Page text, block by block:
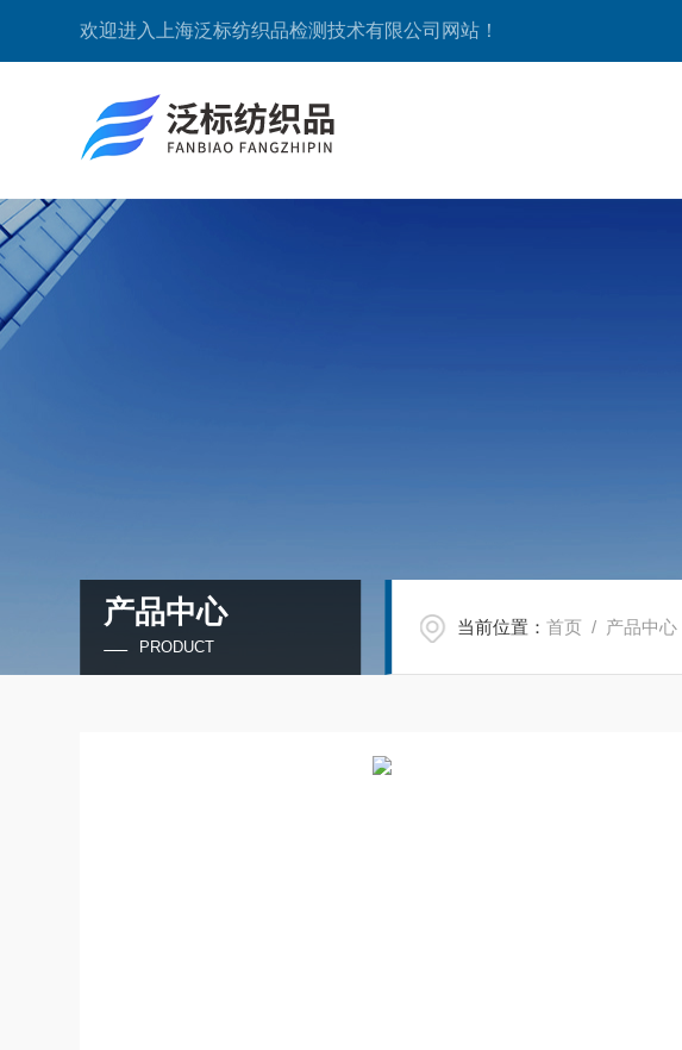
欢迎进入上海泛标纺织品检测技术有限公司网站！
产品中心
PRODUCT
当前位置：首页 / 产品中心